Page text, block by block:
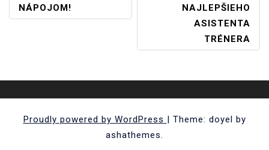
NÁPOJOM!
NAJLEPŠIEHO
ASISTENTA
TRÉNERA
Proudly powered by WordPress | Theme: doyel by
ashathemes.